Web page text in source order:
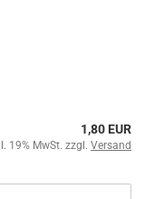
1,80 EUR
19% MwSt. zzgl. Versand